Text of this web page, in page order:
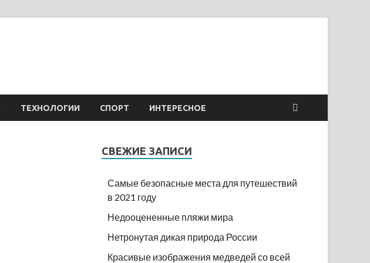
ТЕХНОЛОГИИ СПОРТ ИНТЕРЕСНОЕ
СВЕЖИЕ ЗАПИСИ
Самые безопасные места для путешествий
в 2021 году
Недооцененные пляжи мира
Нетронутая дикая природа России
Красивые изображения медведей со всей